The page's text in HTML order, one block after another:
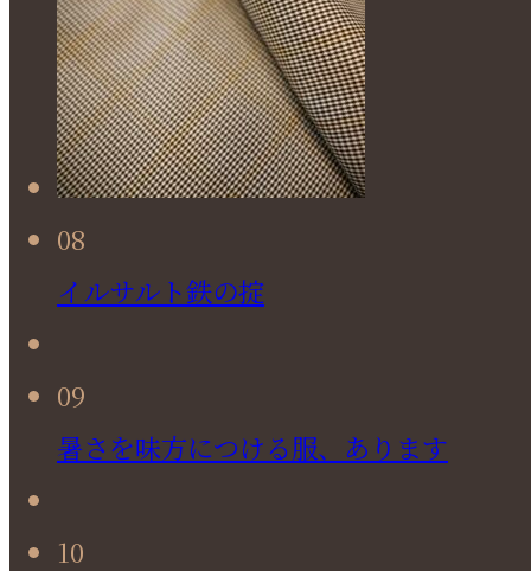
08
イルサルト鉄の掟
09
暑さを味方につける服、あります
10